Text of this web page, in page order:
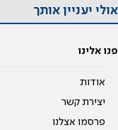
אולי יעניין אותך
פנו אלינו
אודות
יצירת קשר
פרסמו אצלנו